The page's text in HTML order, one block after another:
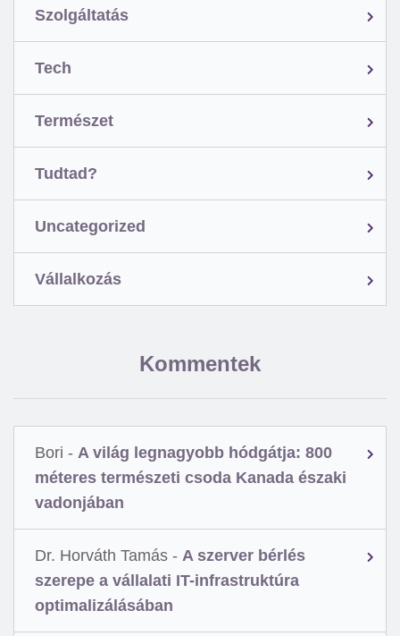
Szolgáltatás
Tech
Természet
Tudtad?
Uncategorized
Vállalkozás
Kommentek
Bori - A világ legnagyobb hódgátja: 800
méteres természeti csoda Kanada északi
vadonjában
Dr. Horváth Tamás - A szerver bérlés
szerepe a vállalati IT-infrastruktúra
optimalizálásában